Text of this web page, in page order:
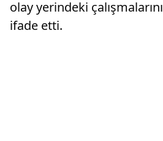
olay yerindeki
ifade etti.